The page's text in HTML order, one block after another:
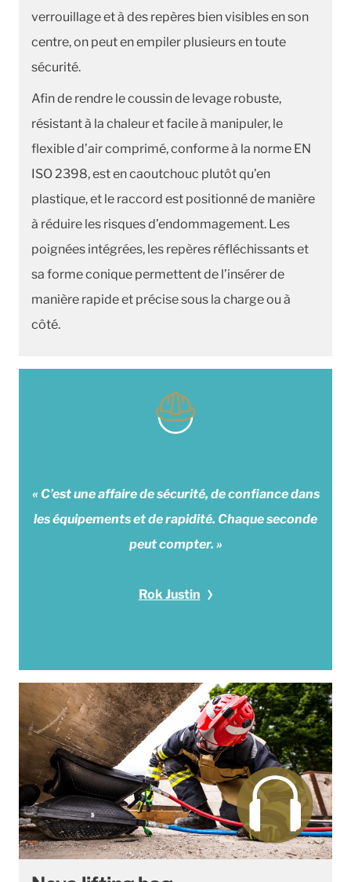
verrouillage et à des repères bien visibles en son
centre, on peut en empiler plusieurs en toute
sécurité.
Afin de rendre le coussin de levage robuste,
résistant à la chaleur et facile à manipuler, le
flexible d’air comprimé, conforme à la norme EN
ISO 2398, est en caoutchouc plutôt qu’en
plastique, et le raccord est positionné de manière
à réduire les risques d’endommagement. Les
poignées intégrées, les repères réfléchissants et
sa forme conique permettent de l’insérer de
manière rapide et précise sous la charge ou à
côté.
« C’est une affaire de sécurité, de confiance dans
les équipements et de rapidité. Chaque seconde
peut compter. »
Rok Justin